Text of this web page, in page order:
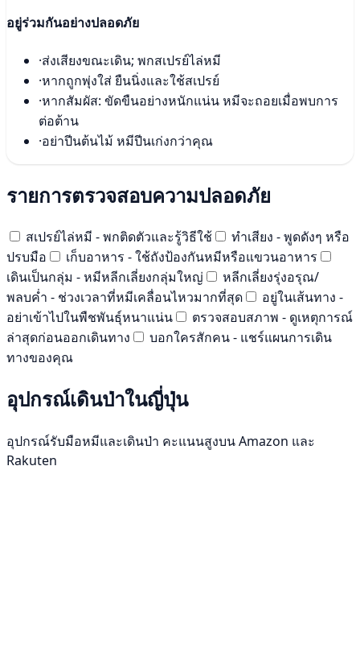
อยู่ร่วมกันอย่างปลอดภัย
·ส่งเสียงขณะเดิน; พกสเปรย์ไล่หมี
·หากถูกพุ่งใส่ ยืนนิ่งและใช้สเปรย์
·หากสัมผัส: ขัดขืนอย่างหนักแน่น หมีจะถอยเมื่อพบการ
ต่อต้าน
·อย่าปีนต้นไม้ หมีปีนเก่งกว่าคุณ
รายการตรวจสอบความปลอดภัย
สเปรย์ไล่หมี - พกติดตัวและรู้วิธีใช้
ทำเสียง - พูดดังๆ หรือ
ปรบมือ
เก็บอาหาร - ใช้ถังป้องกันหมีหรือแขวนอาหาร
เดินเป็นกลุ่ม - หมีหลีกเลี่ยงกลุ่มใหญ่
หลีกเลี่ยงรุ่งอรุณ/
พลบค่ำ - ช่วงเวลาที่หมีเคลื่อนไหวมากที่สุด
อยู่ในเส้นทาง -
อย่าเข้าไปในพืชพันธุ์หนาแน่น
ตรวจสอบสภาพ - ดูเหตุการณ์
ล่าสุดก่อนออกเดินทาง
บอกใครสักคน - แชร์แผนการเดิน
ทางของคุณ
อุปกรณ์เดินป่าในญี่ปุ่น
อุปกรณ์รับมือหมีและเดินป่า คะแนนสูงบน Amazon และ
Rakuten